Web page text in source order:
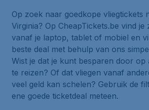
Op zoek naar goedkope vliegtickets
Virginia? Op CheapTickets.be vind je
vanaf je laptop, tablet of mobiel en
beste deal met behulp van ons
Wist je dat je kunt besparen door op
te reizen? Of dat vliegen vanaf
veel geld kan schelen? Gebruik de
ene goede ticketdeal meteen.